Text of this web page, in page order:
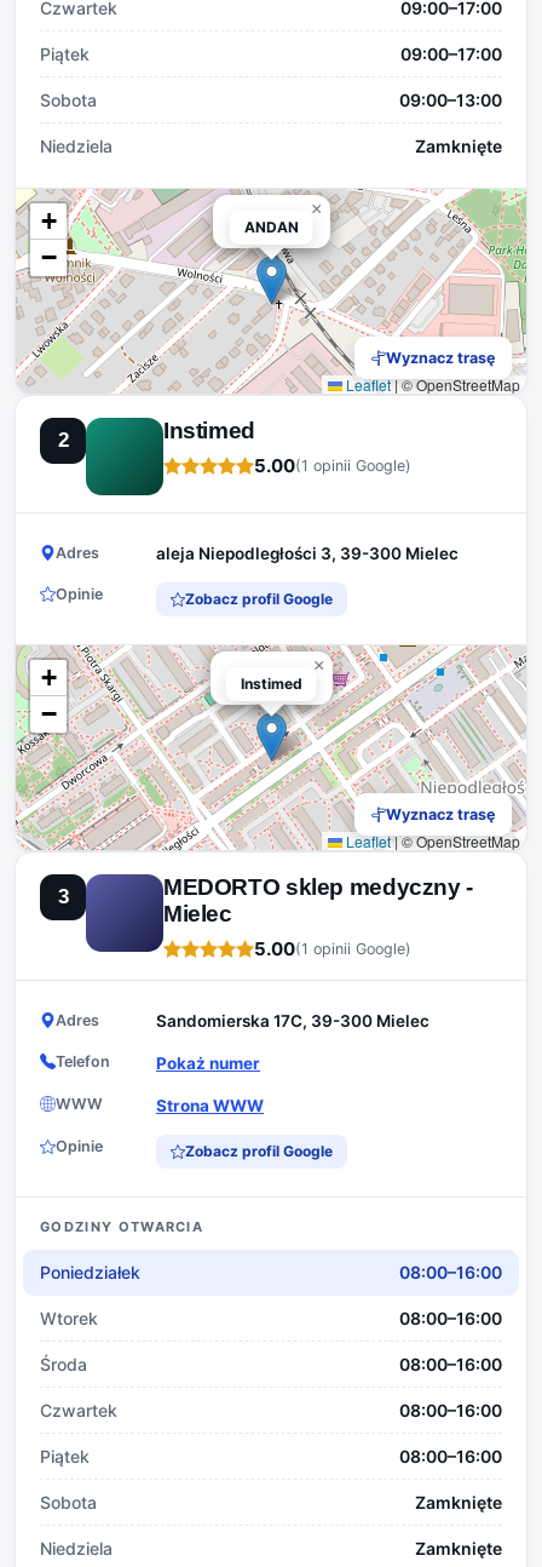
Czwartek 09:00–17:00
Piątek 09:00–17:00
Sobota 09:00–13:00
Niedziela Zamknięte
ANDAN
×
+
−
Leaflet|© OpenStreetMap
ANDAN
Wyznacz trasę
2 Instimed
5.00(1 opinii Google)
Adres aleja Niepodległości 3, 39-300 Mielec
Opinie Zobacz profil Google
Instimed
×
+
−
Leaflet|© OpenStreetMap
Instimed
Wyznacz trasę
3
MEDORTO sklep medyczny -
Mielec
5.00(1 opinii Google)
Adres Sandomierska 17C, 39-300 Mielec
Telefon Pokaż numer
WWW Strona WWW
Opinie Zobacz profil Google
GODZINY OTWARCIA
Poniedziałek 08:00–16:00
Wtorek 08:00–16:00
Środa 08:00–16:00
Czwartek 08:00–16:00
Piątek 08:00–16:00
Sobota Zamknięte
Niedziela Zamknięte